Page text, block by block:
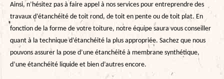
Ainsi, n’hésitez pas à faire appel à nos services pour entreprendre des
travaux d’étanchéité de toit rond, de toit en pente ou de toit plat. En
fonction de la forme de votre toiture, notre équipe saura vous conseiller
quant à la technique d’étanchéité la plus appropriée. Sachez que nous
pouvons assurer la pose d’une étanchéité à membrane synthétique,
d’une étanchéité liquide et bien d’autres encore.